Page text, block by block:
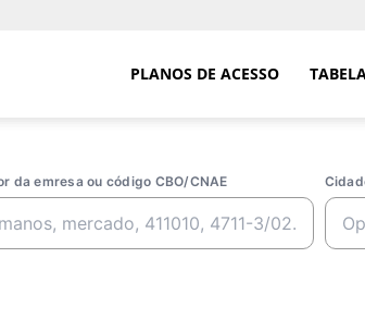
PLANOS DE ACESSO
da emresa ou código CBO/CNAE